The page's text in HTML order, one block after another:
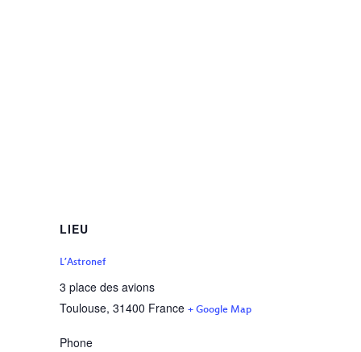
LIEU
L’Astronef
3 place des avions
Toulouse, 31400 France + Google Map
Phone